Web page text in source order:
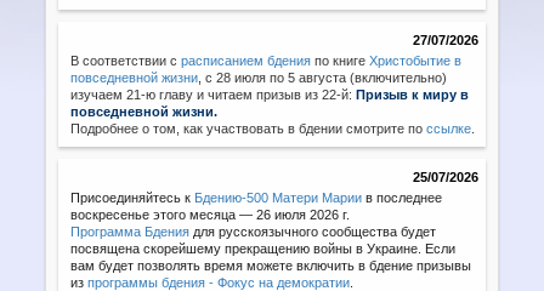
27/07/2026
В соответствии с расписанием бдения по книгеХристобытие в
повседневной жизни с 28 июля по 5 августа (включительно)
изучаем 21-ю главу и читаем призыв из 22-й:Призыв к миру в
повседневной жизни.
Подробнее о том, как участвовать в бдении смотрите поссылке
25/07/2026
Присоединяйтесь к Бдению-500 Матери Марии в последнее
воскресенье этого месяца — 26 июля 2026 г.
Программа Бдения для русскоязычного сообщества будет
посвящена скорейшему прекращению войны в Украине. Если
вам будет позволять время можете включить в бдение призывы
изпрограммы бдения - Фокус на демократии